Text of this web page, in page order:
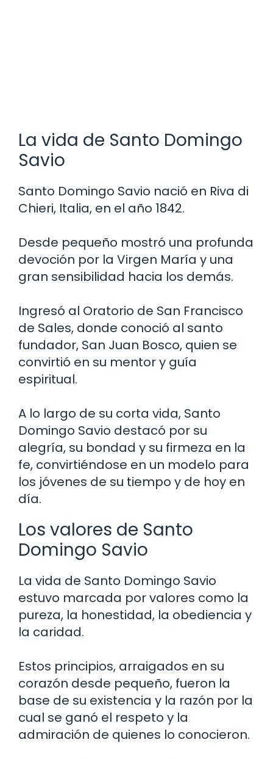
La vida de Santo Domingo
Savio
Santo Domingo Savio nació en Riva di
Chieri, Italia, en el año 1842.
Desde pequeño mostró una profunda
devoción por la Virgen María y una
gran sensibilidad hacia los demás.
Ingresó al Oratorio de San Francisco
de Sales, donde conoció al santo
fundador, San Juan Bosco, quien se
convirtió en su mentor y guía
espiritual.
A lo largo de su corta vida, Santo
Domingo Savio destacó por su
alegría, su bondad y su firmeza en la
fe, convirtiéndose en un modelo para
los jóvenes de su tiempo y de hoy en
día.
Los valores de Santo
Domingo Savio
La vida de Santo Domingo Savio
estuvo marcada por valores como la
pureza, la honestidad, la obediencia y
la caridad.
Estos principios, arraigados en su
corazón desde pequeño, fueron la
base de su existencia y la razón por la
cual se ganó el respeto y la
admiración de quienes lo conocieron.